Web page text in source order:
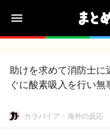
助けを求めて消防士に
ぐに酸素吸入を行い無
カラパイア - 海外の反応